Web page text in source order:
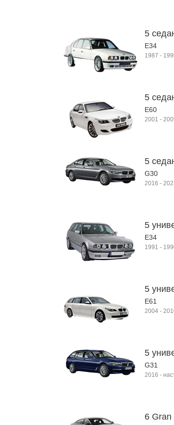
5
E34
1987 -
5
E60
2001 -
5
G30
2016 -
5
E34
1991 -
5
E61
2004-
5
G31
2016 -
6 Gran